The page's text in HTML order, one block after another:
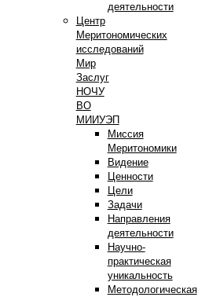
деятельности
Центр
Меритономических
исследований
Мир
Заслуг
НОЧУ
ВО
МИИУЭП
Миссия
Меритономики
Видение
Ценности
Цели
Задачи
Направления
деятельности
Научно-
практическая
уникальность
Методологическая